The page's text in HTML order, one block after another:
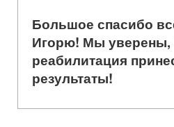
Большое спасибо
Игорю! Мы уверены,
реабилитация
результаты!